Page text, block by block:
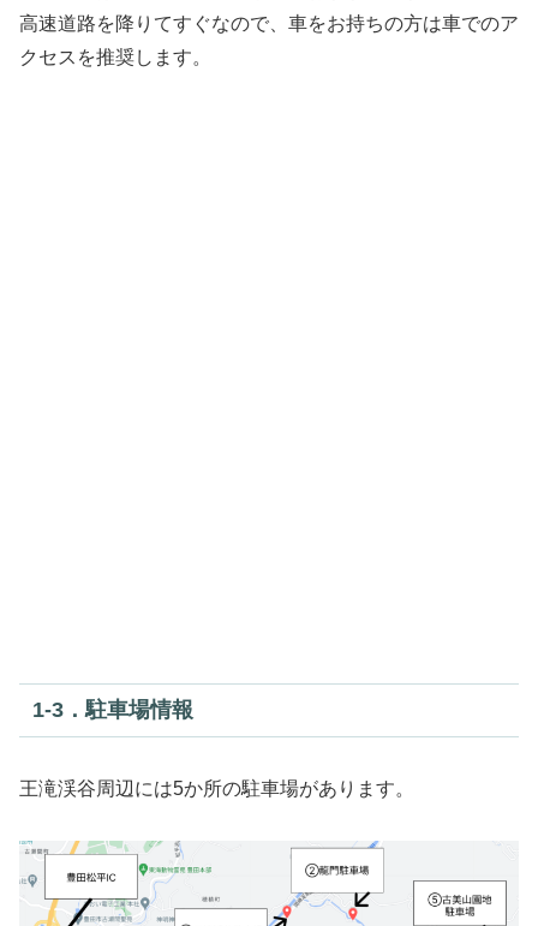
高速道路を降りてすぐなので、車をお持ちの方は車でのア
クセスを推奨します。
1‐3．駐車場情報
王滝渓谷周辺には5か所の駐車場があります。